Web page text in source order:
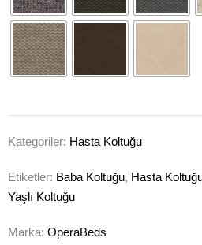
Kategoriler: Hasta Koltuğu
Etiketler: Baba Koltuğu, Hasta
Yaşlı Koltuğu
Marka: OperaBeds